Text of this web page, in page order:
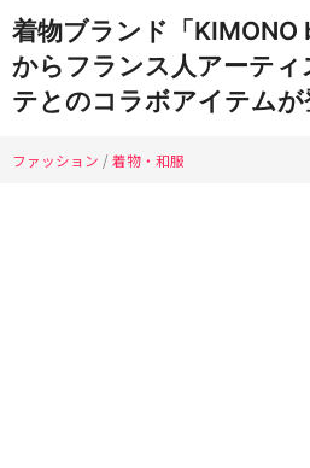
着物ブランド「KIMONO
からフランス人アーティ
テとのコラボアイテムが
ファッション /着物・和服